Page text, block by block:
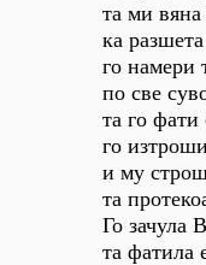
та ми вяна
ка
го намери
по све
та го фати
го
и му
та
Го зачула
та фатила